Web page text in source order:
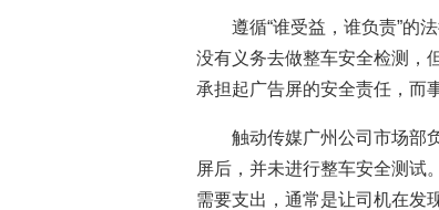
遵循“谁受益，谁负责”的
没有义务去做整车安全检测，
承担起广告屏的安全责任，而
触动传媒广州公司市场部
屏后，并未进行整车安全测试
需要支出，通常是让司机在发